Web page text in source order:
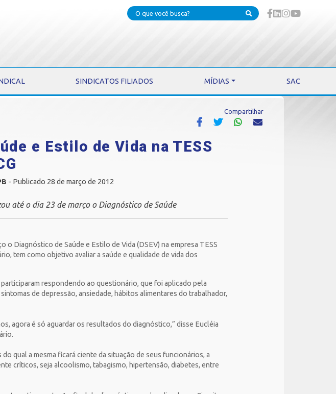
SINDICATOS FILIADOS MÍDIAS SAC
Compartilhar
e Estilo de Vida na TESS
- Publicado 28 de março de 2012
até o dia 23 de março o Diagnóstico de Saúde
o Diagnóstico de Saúde e Estilo de Vida (DSEV) na empresa TESS
tem como objetivo avaliar a saúde e qualidade de vida dos
respondendo ao questionário, que foi aplicado pela
de depressão, ansiedade, hábitos alimentares do trabalhador,
agora é só aguardar os resultados do diagnóstico,” disse Eucléia
qual a mesma ficará ciente da situação de seus funcionários, a
críticos, seja alcoolismo, tabagismo, hipertensão, diabetes, entre